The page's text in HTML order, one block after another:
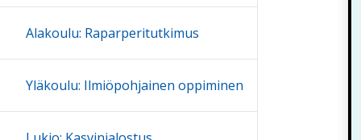
Alakoulu: Raparperitutkimus
Yläkoulu: Ilmiöpohjainen oppiminen